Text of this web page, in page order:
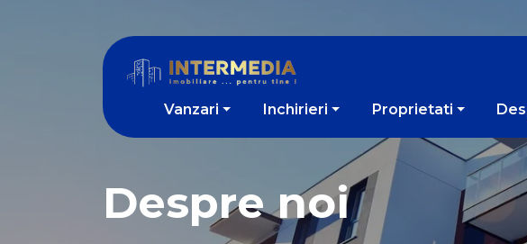
Vanzari Inchirieri Proprietati
Despre noi